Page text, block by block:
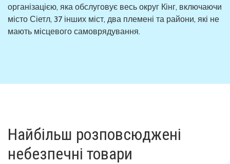
організацією, яка обслуговує весь округ Кінг, включаючи
місто Сіетл, 37 інших міст, два племені та райони, які не
мають місцевого самоврядування.
Найбільш розповсюджені
небезпечні товари